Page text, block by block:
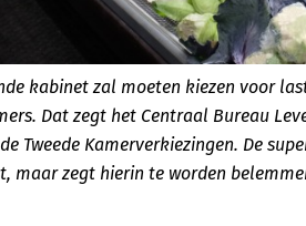
kabinet zal moeten kiezen voor
Dat zegt het Centraal Bureau
Tweede Kamerverkiezingen. De
maar zegt hierin te worden